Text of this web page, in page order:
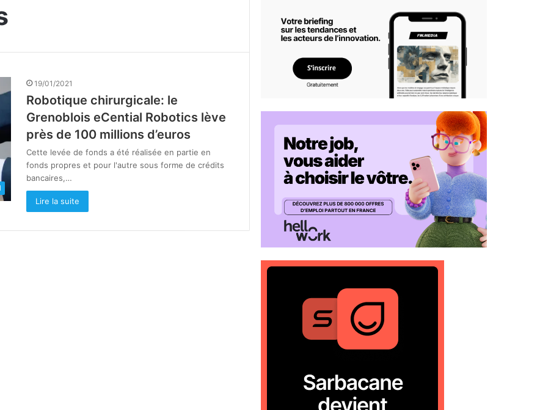
19/01/2021
Robotique chirurgicale: le
Grenoblois eCential Robotics lève
près de 100 millions d’euros
Cette levée de fonds a été réalisée en partie en
fonds propres et pour l'autre sous forme de crédits
bancaires,…
Lire la suite